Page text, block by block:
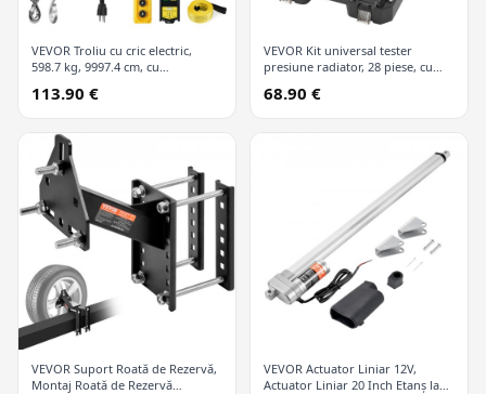
VEVOR Troliu cu cric electric,
598.7 kg, 9997.4 cm, cu
cu fir
113.90 €
VEVOR Kit universal tester
presiune radiator, 28 piese, cu
codificate după culori, kit vid
refill pentru sisteme de răcire
68.90 €
VEVOR Suport Roată de Rezervă,
Montaj Roată de Rezervă
VEVOR Actuator Liniar 12V,
Actuator Liniar 20 Inch Etanș la